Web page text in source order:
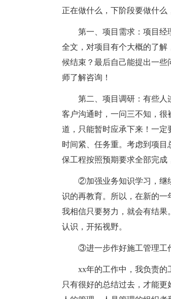
正在做什么，下阶段要做什么
第一、项目需求：项目经
全文，对项目有个大概的了
候结束？最后自己能提出一
师了解咨询！
第二、项目调研：有些人
客户沟通时，一问三不知，
道，只能暂时应承下来！一定
时间紧、任务重。考虑到项
保工程按照预期要求全部完成
②加强业务知识学习，继
识的再教育。所以，在新的
我相信只要努力，就会有结
认识，开拓视野。
③进一步作好施工管理工
xx年的工作中，我负责的
只有很好的总结过去，才能